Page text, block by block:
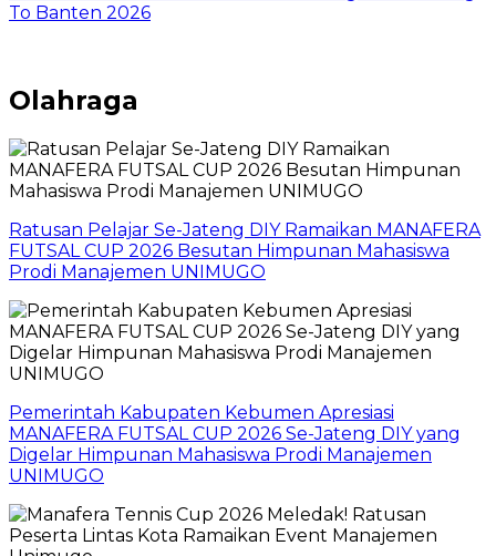
To Banten 2026
Olahraga
Ratusan Pelajar Se-Jateng DIY Ramaikan MANAFERA
FUTSAL CUP 2026 Besutan Himpunan Mahasiswa
Prodi Manajemen UNIMUGO
Pemerintah Kabupaten Kebumen Apresiasi
MANAFERA FUTSAL CUP 2026 Se-Jateng DIY yang
Digelar Himpunan Mahasiswa Prodi Manajemen
UNIMUGO